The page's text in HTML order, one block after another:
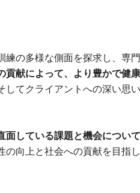
の多様な側面を探求し、専
献によって、より豊かで健
てクライアントへの深い思
面している課題と機会につい
の向上と社会への貢献を目指